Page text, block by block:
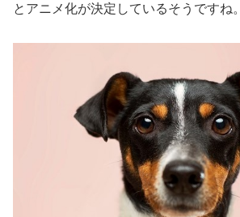
とアニメ化が決定しているそうですね。